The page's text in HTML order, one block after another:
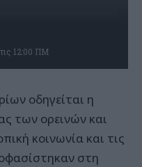
12:00 ΠΜ
οδηγείται η
των ορεινών και
κοινωνία και τις
στη